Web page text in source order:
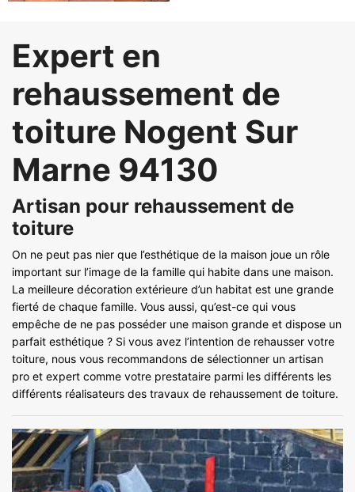
Expert en
rehaussement de
toiture Nogent Sur
Marne 94130
Artisan pour rehaussement de
toiture
On ne peut pas nier que l’esthétique de la maison joue un rôle
important sur l’image de la famille qui habite dans une maison.
La meilleure décoration extérieure d’un habitat est une grande
fierté de chaque famille. Vous aussi, qu’est-ce qui vous
empêche de ne pas posséder une maison grande et dispose un
parfait esthétique ? Si vous avez l’intention de rehausser votre
toiture, nous vous recommandons de sélectionner un artisan
pro et expert comme votre prestataire parmi les différents les
différents réalisateurs des travaux de rehaussement de toiture.